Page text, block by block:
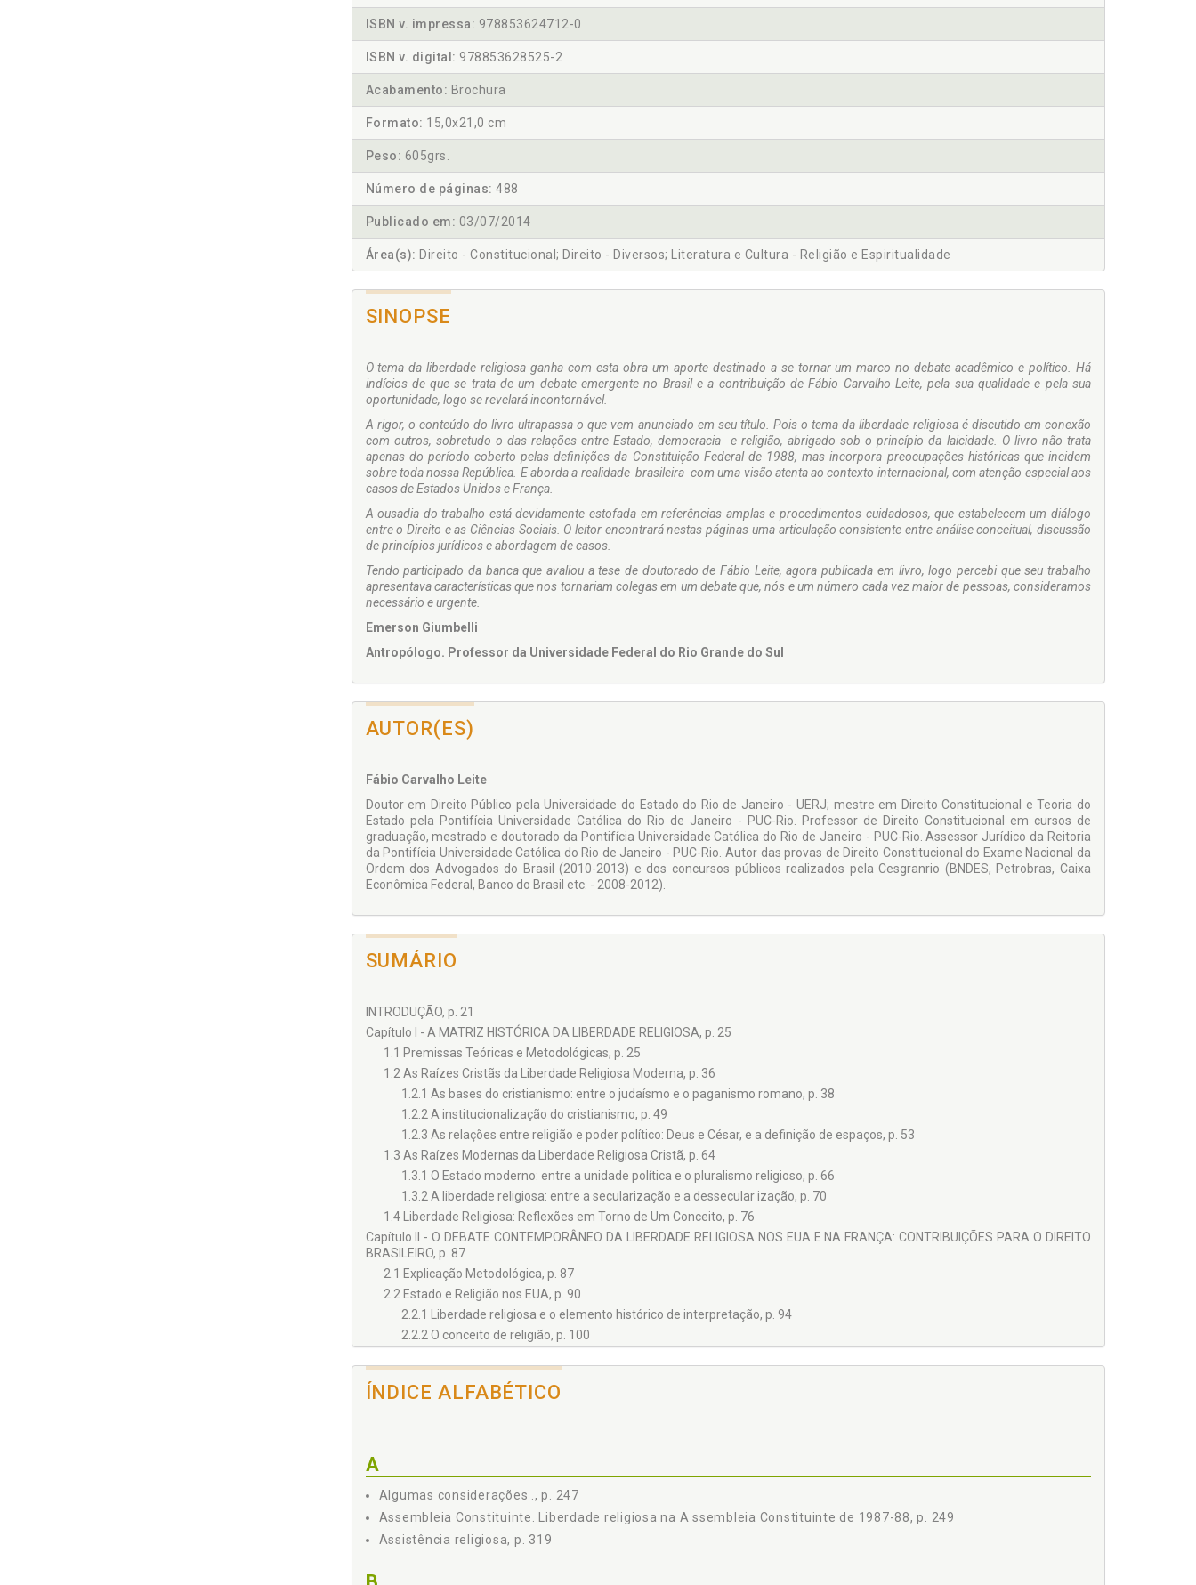
ISBN v. impressa: 978853624712-0
ISBN v. digital: 978853628525-2
Acabamento: Brochura
Formato: 15,0x21,0 cm
Peso: 605grs.
Número de páginas: 488
Publicado em: 03/07/2014
Área(s): Direito - Constitucional; Direito - Diversos; Literatura e Cultura - Religião e Espiritualidade
SINOPSE
O tema da liberdade religiosa ganha com esta obra um aporte destinado a se tornar um marco no debate acadêmico e político. Há
indícios de que se trata de um debate emergente no Brasil e a contribuição de Fábio Carvalho Leite, pela sua qualidade e pela sua
oportunidade, logo se revelará incontornável.
A rigor, o conteúdo do livro ultrapassa o que vem anunciado em seu título. Pois o tema da liberdade religiosa é discutido em conexão
com outros, sobretudo o das relações entre Estado, democracia e religião, abrigado sob o princípio da laicidade. O livro não trata
apenas do período coberto pelas definições da Constituição Federal de 1988, mas incorpora preocupações históricas que incidem
sobre toda nossa República. E aborda a realidade brasileira com uma visão atenta ao contexto internacional, com atenção especial aos
casos de Estados Unidos e França.
A ousadia do trabalho está devidamente estofada em referências amplas e procedimentos cuidadosos, que estabelecem um diálogo
entre o Direito e as Ciências Sociais. O leitor encontrará nestas páginas uma articulação consistente entre análise conceitual, discussão
de princípios jurídicos e abordagem de casos.
Tendo participado da banca que avaliou a tese de doutorado de Fábio Leite, agora publicada em livro, logo percebi que seu trabalho
apresentava características que nos tornariam colegas em um debate que, nós e um número cada vez maior de pessoas, consideramos
necessário e urgente.
Emerson Giumbelli
Antropólogo. Professor da Universidade Federal do Rio Grande do Sul
AUTOR(ES)
Fábio Carvalho Leite
Doutor em Direito Público pela Universidade do Estado do Rio de Janeiro - UERJ; mestre em Direito Constitucional e Teoria do
Estado pela Pontifícia Universidade Católica do Rio de Janeiro - PUC-Rio. Professor de Direito Constitucional em cursos de
graduação, mestrado e doutorado da Pontifícia Universidade Católica do Rio de Janeiro - PUC-Rio. Assessor Jurídico da Reitoria
da Pontifícia Universidade Católica do Rio de Janeiro - PUC-Rio. Autor das provas de Direito Constitucional do Exame Nacional da
Ordem dos Advogados do Brasil (2010-2013) e dos concursos públicos realizados pela Cesgranrio (BNDES, Petrobras, Caixa
Econômica Federal, Banco do Brasil etc. - 2008-2012).
SUMÁRIO
INTRODUÇÃO, p. 21
Capítulo I - A MATRIZ HISTÓRICA DA LIBERDADE RELIGIOSA, p. 25
1.1 Premissas Teóricas e Metodológicas, p. 25
1.2 As Raízes Cristãs da Liberdade Religiosa Moderna, p. 36
1.2.1 As bases do cristianismo: entre o judaísmo e o paganismo romano, p. 38
1.2.2 A institucionalização do cristianismo, p. 49
1.2.3 As relações entre religião e poder político: Deus e César, e a definição de espaços, p. 53
1.3 As Raízes Modernas da Liberdade Religiosa Cristã, p. 64
1.3.1 O Estado moderno: entre a unidade política e o pluralismo religioso, p. 66
1.3.2 A liberdade religiosa: entre a secularização e a dessecular ização, p. 70
1.4 Liberdade Religiosa: Reflexões em Torno de Um Conceito, p. 76
Capítulo II - O DEBATE CONTEMPORÂNEO DA LIBERDADE RELIGIOSA NOS EUA E NA FRANÇA: CONTRIBUIÇÕES PARA O DIREITO
BRASILEIRO, p. 87
2.1 Explicação Metodológica, p. 87
2.2 Estado e Religião nos EUA, p. 90
2.2.1 Liberdade religiosa e o elemento histórico de interpretação, p. 94
2.2.2 O conceito de religião, p. 100
2.2.3.2 O caso Wisconsin v. Yoder, p. 113
2.3.1 Relatório da Comissão Stasi, p. 135
2.3.1.1 A laicidade francesa, segundo a Comissão Stasi, p. 135
2.3.1.2 Problemas e propostas, p. 146
2.3.2 Contribuições para o direito brasileiro, p. 163
ÍNDICE ALFABÉTICO
A
Algumas considerações ., p. 247
Assembleia Constituinte. Liberdade religiosa na A ssembleia Constituinte de 1987-88, p. 249
Assistência religiosa, p. 319